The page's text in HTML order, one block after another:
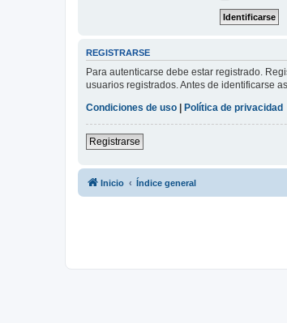
REGISTRARSE
Para autenticarse debe estar registrado.
usuarios registrados. Antes de identificarse
Condiciones de uso | Política de privacidad
Registrarse
Inicio Índice general